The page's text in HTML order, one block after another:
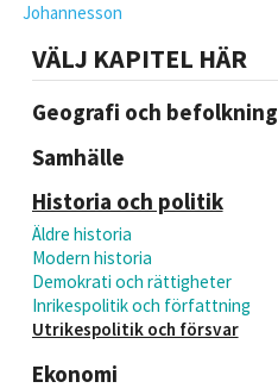
Johannesson
VÄLJ KAPITEL HÄR
Geografi och befolkning
Samhälle
Historia och politik
Äldre historia
Modern historia
Demokrati och rättigheter
Inrikespolitik och författning
Utrikespolitik och försvar
Ekonomi